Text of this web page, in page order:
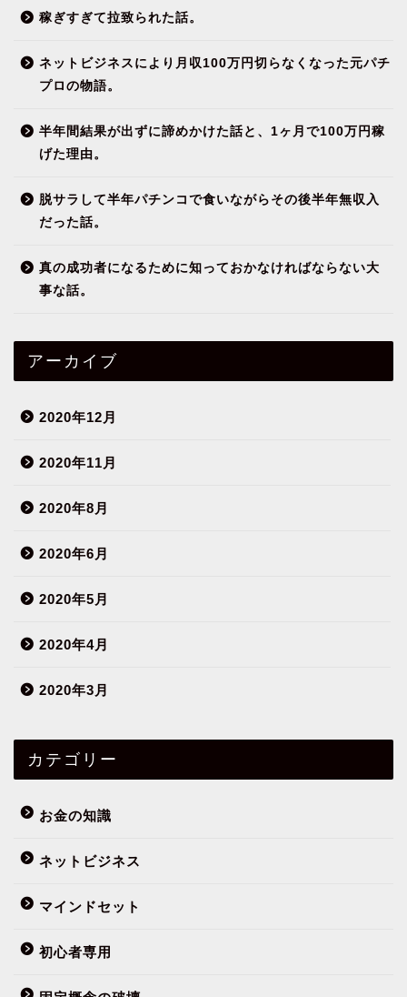
稼ぎすぎて拉致られた話。
ネットビジネスにより月収100万円切らなくなった元パチ
プロの物語。
半年間結果が出ずに諦めかけた話と、1ヶ月で100万円稼
げた理由。
脱サラして半年パチンコで食いながらその後半年無収入
だった話。
真の成功者になるために知っておかなければならない大
事な話。
アーカイブ
2020年12月
2020年11月
2020年8月
2020年6月
2020年5月
2020年4月
2020年3月
カテゴリー
お金の知識
ネットビジネス
マインドセット
初心者専用